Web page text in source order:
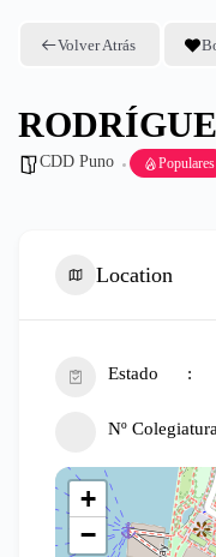
Volver Atrás
CDD Puno Populares
Location
Estado
Nº Colegiatura
+
−